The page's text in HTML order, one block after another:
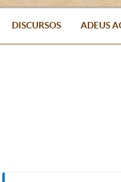
DISCURSOS ADEUS